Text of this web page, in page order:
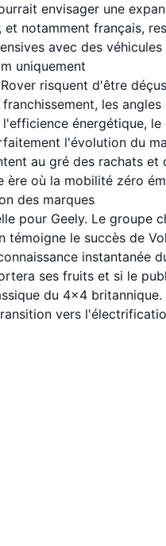
envisager une
et notamment français,
avec des
uniquement
risquent d'être
les
énergétique,
l'évolution du
au gré des rachats
ère où la mobilité zéro
des marques
pour Geely. Le groupe
témoigne le succès de
ses fruits et si le
du 4x4
vers